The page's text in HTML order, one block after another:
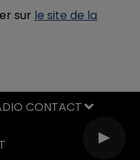
sur le site de la
CONTACT